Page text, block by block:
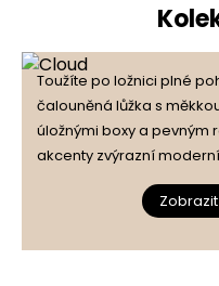
Toužíte po ložnici plné
čalouněná lůžka s
úložnými boxy a pevným
akcenty zvýrazní